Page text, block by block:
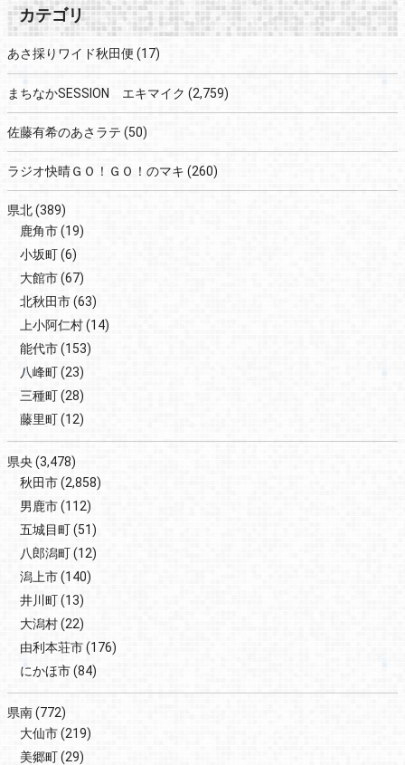
カテゴリ
あさ採りワイド秋田便 (17)
まちなかSESSION エキマイク (2,759)
佐藤有希のあさラテ (50)
ラジオ快晴ＧＯ！ＧＯ！のマキ (260)
県北(389)
鹿角市(19)
小坂町(6)
大館市(67)
北秋田市(63)
上小阿仁村(14)
能代市(153)
八峰町(23)
三種町(28)
藤里町(12)
県央(3,478)
秋田市(2,858)
男鹿市(112)
五城目町(51)
八郎潟町(12)
潟上市(140)
井川町(13)
大潟村(22)
由利本荘市(176)
にかほ市(84)
県南(772)
大仙市(219)
美郷町(29)